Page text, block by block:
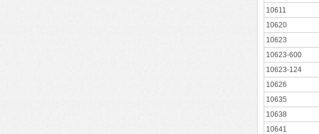
10611
10620
10623
10623-600
10623-124
10626
10635
10638
10641